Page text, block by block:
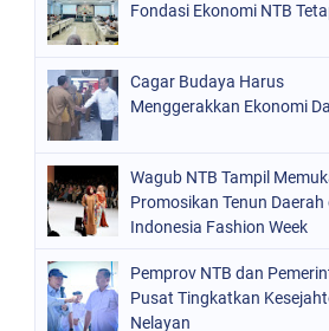
Fondasi Ekonomi NTB
Cagar Budaya Harus
Menggerakkan Ekonomi
Wagub NTB Tampil
Promosikan Tenun Daerah
Indonesia Fashion Week
Pemprov NTB dan
Pusat Tingkatkan
Nelayan